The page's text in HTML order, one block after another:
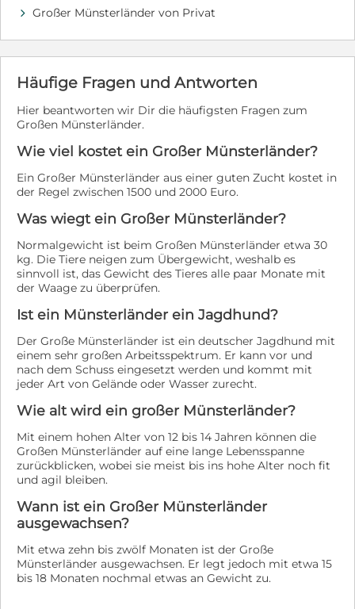
Der anhängliche Zeb sucht Menschen, bei denen er im
Zuwendung genauso wie ausgiebige Spaziergänge in
der Natur. Er ist ein freundlicher, intelligenter und
Bewegung und Beschäftigung. Je nach Situation kann
reagieren. Zu Hause ist er meist fröhlich und entspannt,
aber auch moderat wachsam. Er bellt, wenn er etwas
Ungewöhnliches bemerkt. Unterwegs bellt er nicht,
ist. Über vertraute Menschen freut er sich, fremden
Menschen möchte er großräumig ausweichen. Wir
Hund unternehmen und vielleicht ein gemeinsames
Hobby pflegen möchten. Gut denkbar wäre z.B. eine
hundeerfahrene Einzelperson, die gerne viel Zeit in ein
aufbauendes Training investieren möchte. Er braucht
eine stets freundliche, einfühlsame und sichere
Führung. Eine positiv arbeitende Hundeschule, die auf
die Interessen von Jagdhunden und auf individuelle
Bedürfnisse eingeht und ein ruhiges, ländlich
gelegenes Zuhause wären ideal. Begegnungen mit
fremden Menschen sollten sich in möglichst engen
Grenzen halten. Wenn Sie Spaß daran haben, einem
Hund die Welt zu zeigen, seine Entwicklung positiv zu
fördern und zu begleiten und Beschäftigungen
anzubieten, dann melden sich gerne bei uns. Zeb kann
nach Vereinbarung in seiner Pflegestelle kennengelernt
werden. Für das Kennenlernen sollten Zeit und etwas
Geduld eingeplant werden. Wir vermitteln
bundesweit. Ihr Ansprechpartner für diese
hundevermittlung@respektiere.com
d Großer Münsterländer von Privat
Häufige Fragen und Antworten
Hier beantworten wir Dir die häufigsten Fragen zum
Großen Münsterländer.
Wie viel kostet ein Großer Münsterländer?
Ein Großer Münsterländer aus einer guten Zucht kostet in
der Regel zwischen 1500 und 2000 Euro.
Was wiegt ein Großer Münsterländer?
Normalgewicht ist beim Großen Münsterländer etwa 30
kg. Die Tiere neigen zum Übergewicht, weshalb es
sinnvoll ist, das Gewicht des Tieres alle paar Monate mit
der Waage zu überprüfen.
Ist ein Münsterländer ein Jagdhund?
Der Große Münsterländer ist ein deutscher Jagdhund mit
einem sehr großen Arbeitsspektrum. Er kann vor und
nach dem Schuss eingesetzt werden und kommt mit
jeder Art von Gelände oder Wasser zurecht.
Wie alt wird ein großer Münsterländer?
Mit einem hohen Alter von 12 bis 14 Jahren können die
Großen Münsterländer auf eine lange Lebensspanne
zurückblicken, wobei sie meist bis ins hohe Alter noch fit
und agil bleiben.
Wann ist ein Großer Münsterländer
ausgewachsen?
Mit etwa zehn bis zwölf Monaten ist der Große
Münsterländer ausgewachsen. Er legt jedoch mit etwa 15
bis 18 Monaten nochmal etwas an Gewicht zu.